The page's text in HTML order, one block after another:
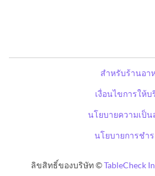
สำหรับร้านอา
เงื่อนไขการให้บ
นโยบายความเป็
นโยบายการชำร
ลิขสิทธิ์ของบริษัท ©TableCheck